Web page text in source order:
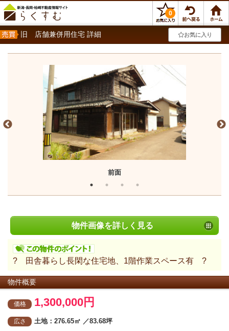
0
旧 店舗兼併用住宅 詳細 お気に入り
前面
物件画像を詳しく見る
? 田舎暮らし長閑な住宅地、1階作業スペース有 ?
物件概要
価格 1,300,000円
広さ 土地：276.65㎡ ／83.68坪